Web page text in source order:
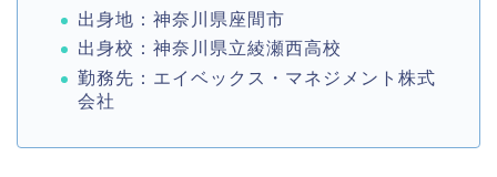
出身地：神奈川県座間市
出身校：神奈川県立綾瀬西高校
勤務先：エイベックス・マネジメント株式
会社